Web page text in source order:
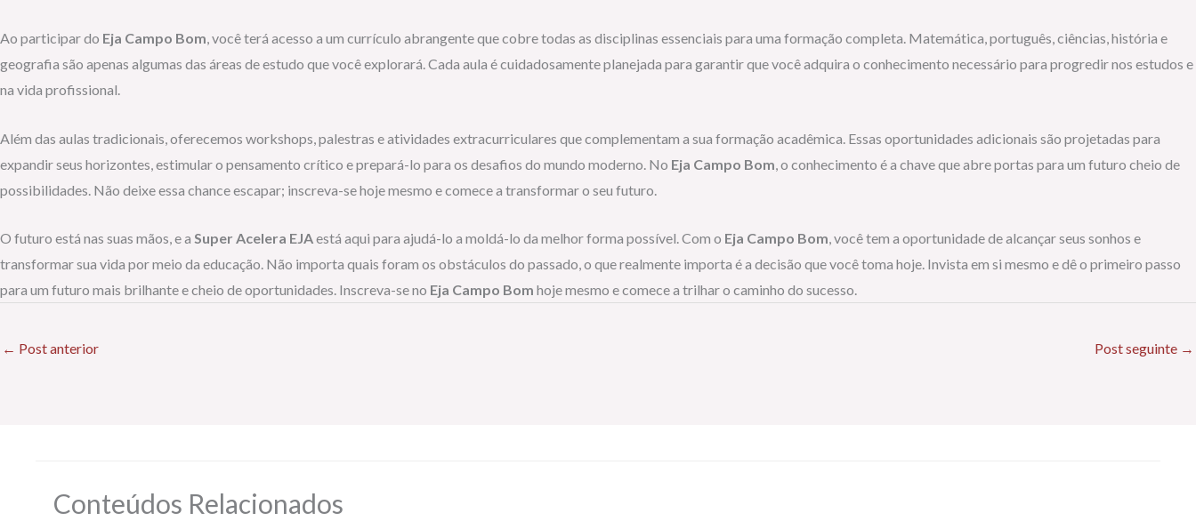
Ao participar do Eja Campo Bom, você terá acesso a um currículo abrangente que cobre todas as disciplinas essenciais para uma formação completa. Matemática, português, ciências, história e
geografia são apenas algumas das áreas de estudo que você explorará. Cada aula é cuidadosamente planejada para garantir que você adquira o conhecimento necessário para progredir nos estudos e
na vida profissional.
Além das aulas tradicionais, oferecemos workshops, palestras e atividades extracurriculares que complementam a sua formação acadêmica. Essas oportunidades adicionais são projetadas para
expandir seus horizontes, estimular o pensamento crítico e prepará-lo para os desafios do mundo moderno. No Eja Campo Bom , o conhecimento é a chave que abre portas para um futuro cheio de
possibilidades. Não deixe essa chance escapar; inscreva-se hoje mesmo e comece a transformar o seu futuro.
O futuro está nas suas mãos, e a Super Acelera EJAestá aqui para ajudá-lo a moldá-lo da melhor forma possível. Com o Eja Campo Bom, você tem a oportunidade de alcançar seus sonhos e
transformar sua vida por meio da educação. Não importa quais foram os obstáculos do passado, o que realmente importa é a decisão que você toma hoje. Invista em si mesmo e dê o primeiro passo
para um futuro mais brilhante e cheio de oportunidades. Inscreva-se no Eja Campo Bom hoje mesmo e comece a trilhar o caminho do sucesso.
← Post anterior Post seguinte →
Conteúdos Relacionados